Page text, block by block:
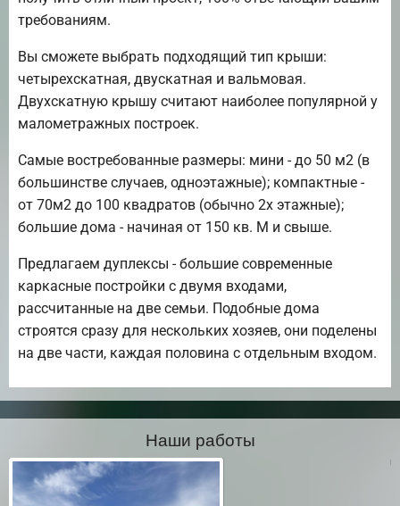
требованиям.
Вы сможете выбрать подходящий тип крыши:
четырехскатная, двускатная и вальмовая.
Двухскатную крышу считают наиболее популярной у
малометражных построек.
Самые востребованные размеры: мини - до 50 м2 (в
большинстве случаев, одноэтажные); компактные -
от 70м2 до 100 квадратов (обычно 2х этажные);
большие дома - начиная от 150 кв. М и свыше.
Предлагаем дуплексы - большие современные
каркасные постройки с двумя входами,
рассчитанные на две семьи. Подобные дома
строятся сразу для нескольких хозяев, они поделены
на две части, каждая половина с отдельным входом.
Наши работы